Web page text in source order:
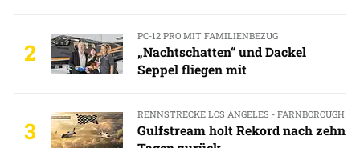
2
PC-12 PRO MIT FAMILIENBEZUG
„Nachtschatten“ und Dackel
Seppel fliegen mit
3
RENNSTRECKE LOS ANGELES - FARNBOROUGH
Gulfstream holt Rekord nach zehn